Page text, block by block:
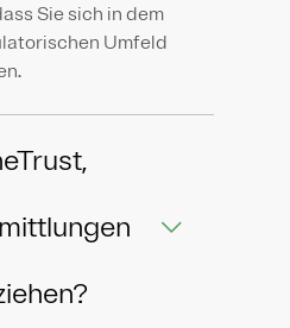
Sie sich in dem
Umfeld